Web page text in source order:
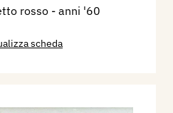
rosso - anni '60
scheda